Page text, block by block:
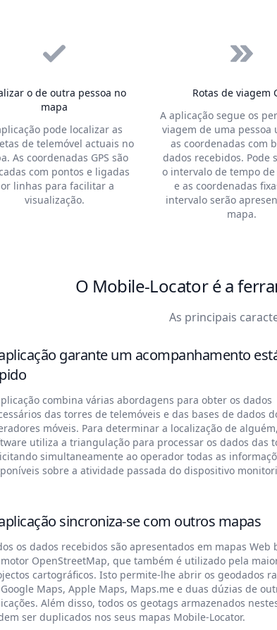
o de outra pessoa no
mapa
pode localizar as
de telemóvel actuais no
As coordenadas GPS são
com pontos e ligadas
linhas para facilitar a
visualização.
Rotas de viagem
A aplicação segue os
viagem de uma pessoa
as coordenadas com
dados recebidos. Pode
o intervalo de tempo
e as coordenadas
intervalo serão
mapa.
O Mobile-Locator é a
As principais
garante um acompanhamento
combina várias abordagens para obter os dados
das torres de telemóveis e das bases de dados
móveis. Para determinar a localização de
utiliza a triangulação para processar os dados das
simultaneamente ao operador todas as
sobre a atividade passada do dispositivo
sincroniza-se com outros mapas
os dados recebidos são apresentados em mapas Web
OpenStreetMap, que também é utilizado pela
cartográficos. Isto permite-lhe abrir os geodados
Maps, Apple Maps, Maps.me e duas dúzias de
Além disso, todos os geotags armazenados
ser duplicados nos seus mapas Mobile-Locator.